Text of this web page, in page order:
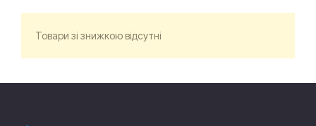
Товари зі знижкою відсутні